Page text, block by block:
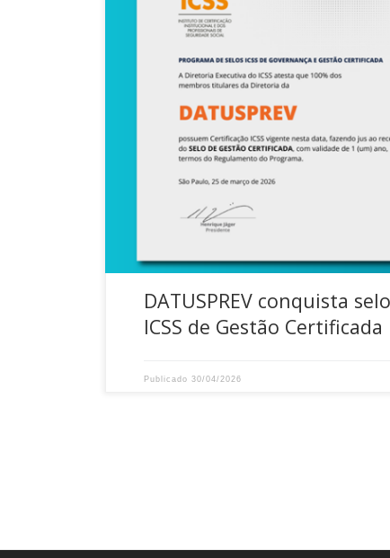
A DATUSPREV alcançou um marco relevante
conquistar o selo do Programa ICSS de
iniciativa do Instituto de Certificação em
reconhecimento da qualificação técnica das
Complementar (EFPCs). Com os integrantes
DATUSPREV conquista
ICSS de Gestão Certificada
Publicado 30/04/2026